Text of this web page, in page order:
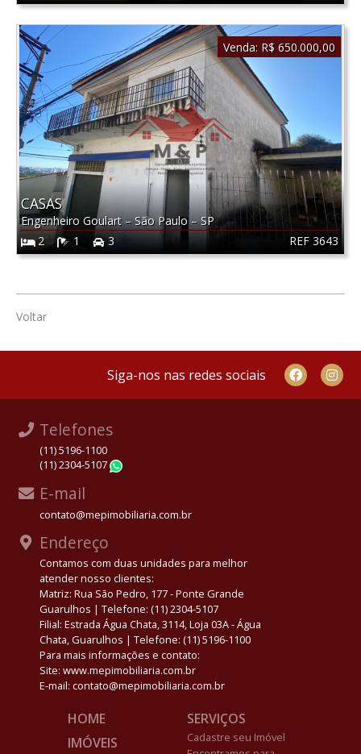
REF 3643
CASAS
Engenheiro Goulart–São Paulo–SP
2
1 3
Venda: R$ 650.000,00
Voltar
Siga-nos nas redes sociais
Telefones
(11) 5196-1100
(11) 2304-5107
E-mail
contato@mepimobiliaria.com.br
Endereço
Contamos com duas unidades para melhor
atender nosso clientes:
Matriz: Rua São Pedro, 177 - Ponte Grande
Guarulhos | Telefone: (11) 2304-5107
Filial: Estrada Água Chata, 3114, Loja 03A - Água
Chata, Guarulhos | Telefone: (11) 5196-1100
Para mais informações e contato:
Site: www.mepimobiliaria.com.br
E-mail: contato@mepimobiliaria.com.br
HOME
IMÓVEIS
SERVIÇOS
Cadastre seu Imóvel